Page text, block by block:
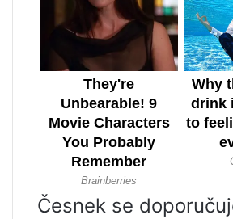
Česnek se